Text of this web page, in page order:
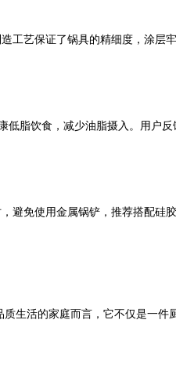
工艺保证了锅具的精细度，涂层
低脂饮食，减少油脂摄入。用户
避免使用金属锅铲，推荐搭配硅
生活的家庭而言，它不仅是一件